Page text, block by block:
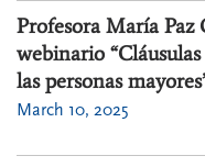
Profesora María Paz
webinario
las personas
March 10, 2025